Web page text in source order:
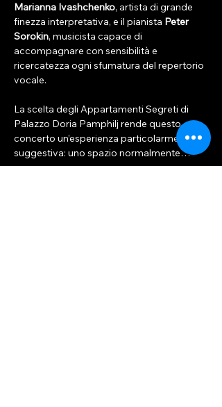
Marianna Ivashchenko, artista di grande
finezza interpretativa, e il pianista Peter
Sorokin, musicista capace di
accompagnare con sensibilità e
ricercatezza ogni sfumatura del repertorio
vocale.
La scelta degli Appartamenti Segreti di
Palazzo Doria Pamphilj rende questo
concerto un’esperienza particolarmente
suggestiva: uno spazio normalmente…